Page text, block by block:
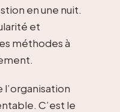
en une nuit.
et
méthodes à
C’est le